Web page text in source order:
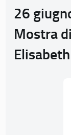
26
Mostra